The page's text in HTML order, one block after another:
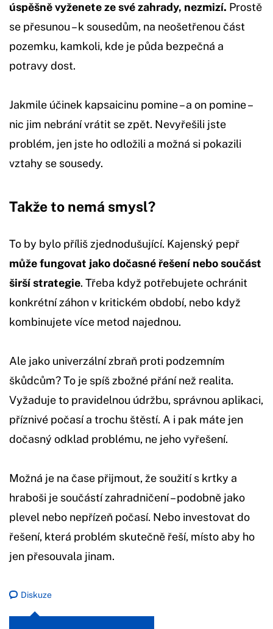
úspěšně vyženete ze své zahrady, nezmizí. Prostě
se přesunou – k sousedům, na neošetřenou část
pozemku, kamkoli, kde je půda bezpečná a
potravy dost.
Jakmile účinek kapsaicinu pomine – a on pomine –
nic jim nebrání vrátit se zpět. Nevyřešili jste
problém, jen jste ho odložili a možná si pokazili
vztahy se sousedy.
Takže to nemá smysl?
To by bylo příliš zjednodušující. Kajenský pepř
může fungovat jako dočasné řešení nebo součást
širší strategie. Třeba když potřebujete ochránit
konkrétní záhon v kritickém období, nebo když
kombinujete více metod najednou.
Ale jako univerzální zbraň proti podzemním
škůdcům? To je spíš zbožné přání než realita.
Vyžaduje to pravidelnou údržbu, správnou aplikaci,
příznivé počasí a trochu štěstí. A i pak máte jen
dočasný odklad problému, ne jeho vyřešení.
Možná je na čase přijmout, že soužití s krtky a
hraboši je součástí zahradničení – podobně jako
plevel nebo nepřízeň počasí. Nebo investovat do
řešení, která problém skutečně řeší, místo aby ho
jen přesouvala jinam.
Diskuze